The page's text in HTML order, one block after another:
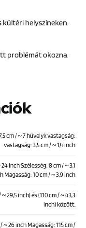
helyszíneken.
problémát okozna.
cm / ~ 7 hüvelyk vastagság:
vastagság: 3,5 cm / ~ 1,4 inch
inch Szélesség: 8 cm / ~ 3,1
Magasság: 10 cm / ~ 3,9 inch
29,5 inch) és (110 cm / ~ 43,3
inch) között.
~ 26 inch Magasság: 115 cm /